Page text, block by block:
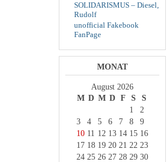
SOLIDARISMUS – Diesel,
Rudolf
unofficial Fakebook
FanPage
MONAT
August 2026
M D M D F S S
1
2
3
4 5 6 7 8
9
10 11 12 13 14 15 16
17 18 19 20 21 22 23
24 25 26 27 28 29 30